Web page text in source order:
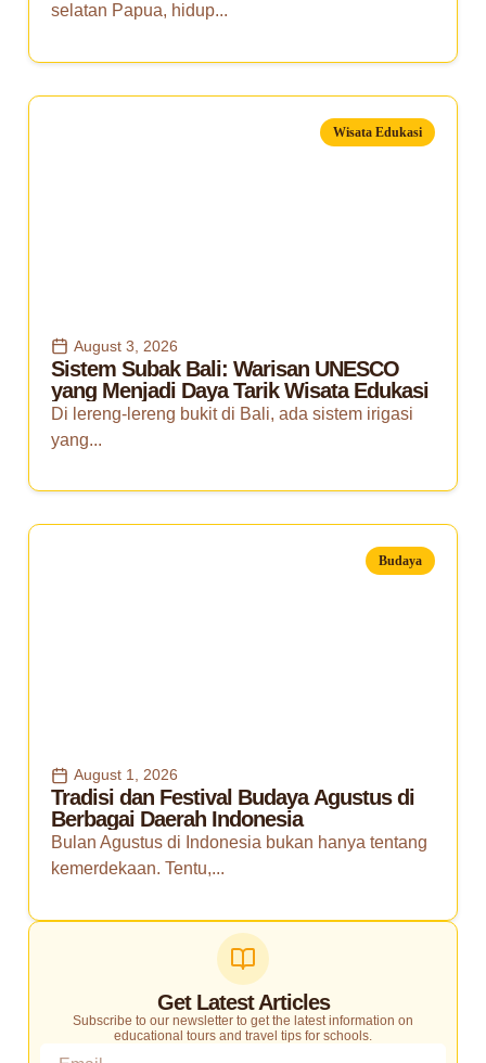
selatan Papua, hidup...
Wisata Edukasi
August 3, 2026
Sistem Subak Bali: Warisan UNESCO
yang Menjadi Daya Tarik Wisata Edukasi
Di lereng-lereng bukit di Bali, ada sistem irigasi
yang...
Budaya
August 1, 2026
Tradisi dan Festival Budaya Agustus di
Berbagai Daerah Indonesia
Bulan Agustus di Indonesia bukan hanya tentang
kemerdekaan. Tentu,...
Get Latest Articles
Subscribe to our newsletter to get the latest information on
educational tours and travel tips for schools.